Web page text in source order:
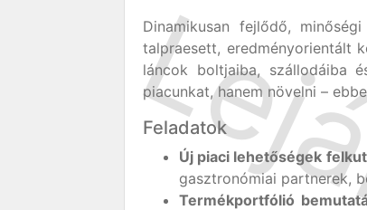
Dinamikusan fejlődő,
talpraesett, eredményorientált
láncok boltjaiba, szállodáiba
piacunkat, hanem növelni –
Feladatok
Új piaci lehetőségek
gasztronómiai partnerek,
Termékportfólió